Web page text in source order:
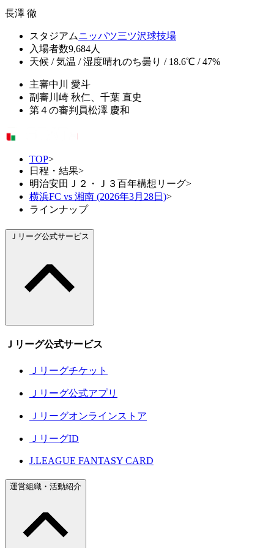
長澤 徹
スタジアムニッパツ三ツ沢球技場
入場者数9,684人
天候 / 気温 / 湿度晴れのち曇り / 18.6℃ / 47%
主審中川 愛斗
副審 川崎 秋仁、千葉 直史
第４の審判員松澤 慶和
TOP>
日程・結果>
明治安田Ｊ２・Ｊ３百年構想リーグ>
横浜FC vs 湘南 (2026年3月28日)>
ラインナップ
Ｊリーグ公式サービス
Ｊリーグ公式サービス
Ｊリーグチケット
Ｊリーグ公式アプリ
Ｊリーグオンラインストア
ＪリーグID
J.LEAGUE FANTASY CARD
運営組織・活動紹介